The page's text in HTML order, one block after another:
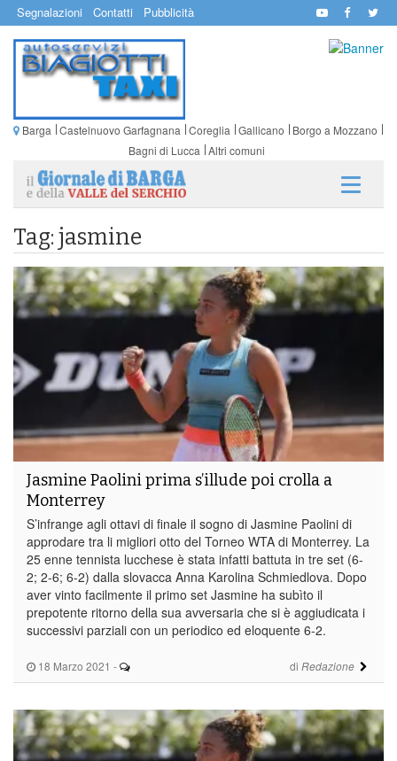
Segnalazioni Contatti Pubblicità
Barga Castelnuovo Garfagnana Coreglia Gallicano
Borgo a Mozzano
Bagni di Lucca Altri comuni
Tag: jasmine
18 Marzo 2021 - di Redazione
Jasmine Paolini prima s’illude poi crolla a
Monterrey
S’infrange agli ottavi di finale il sogno di Jasmine Paolini di
approdare tra li migliori otto del Torneo WTA di Monterrey. La
25 enne tennista lucchese è stata infatti battuta in tre set (6-
2; 2-6; 6-2) dalla slovacca Anna Karolina Schmiedlova. Dopo
aver vinto facilmente il primo set Jasmine ha subìto il
prepotente ritorno della sua avversaria che si è aggiudicata i
successivi parziali con un periodico ed eloquente 6-2.